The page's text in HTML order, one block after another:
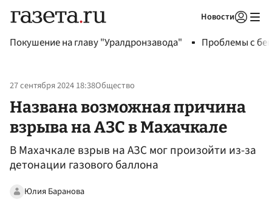
Новости
Покушение на главу "Уралдронзавода" Проблемы с
27 сентября 2024 18:38Общество
Названа возможная причина
взрыва на АЗС в Махачкале
В Махачкале взрыв на АЗС мог произойти из-за
детонации газового баллона
Юлия Баранова